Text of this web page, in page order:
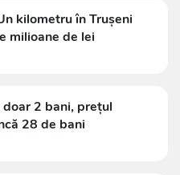
kilometru în Trușeni
milioane de lei
2 bani, prețul
28 de bani